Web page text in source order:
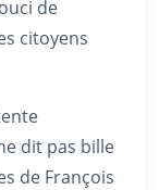
de
citoyens
dit pas bille
de François